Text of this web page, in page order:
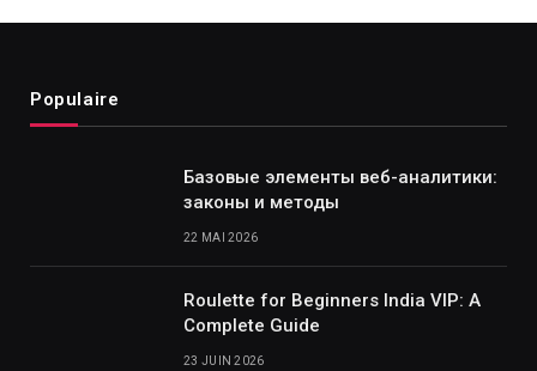
Populaire
Базовые элементы веб-аналитики:
законы и методы
22 MAI 2026
Roulette for Beginners India VIP: A
Complete Guide
23 JUIN 2026